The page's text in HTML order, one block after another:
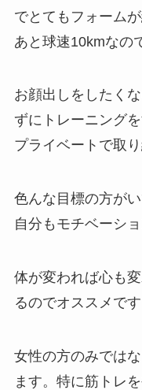
でとてもフォーム
あと球速10kmなの
お顔出しをしたく
ずにトレーニング
プライベートで取
色んな目標の方が
自分もモチベーシ
体が変われば心も
るのでオススメです
女性の方のみでは
ます。特に筋トレ